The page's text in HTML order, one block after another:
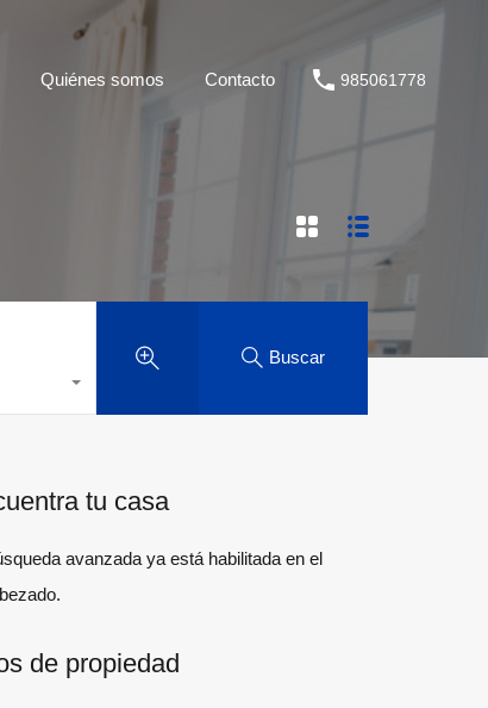
Quiénes somos Contacto 985061778
Buscar
tu casa
avanzada ya está habilitada en el
de propiedad